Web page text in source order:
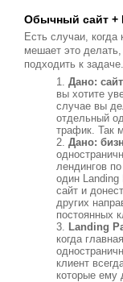
Обычный сайт +
Есть случаи, когда
мешает это
подходить к задаче.
Дано: сайт
вы хотите
случае вы
отдельный
трафик. Так
Дано:
лендингов
один Landing
сайт и
других
постоянных
Landing
когда
клиент
которые ему